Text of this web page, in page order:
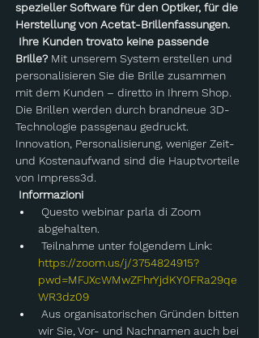
spezieller Software für den Optiker, für die
Herstellung von Acetat-Brillenfassungen.
Ihre Kunden trovato keine passende
Brille? Mit unserem System erstellen und
personalisieren Sie die Brille zusammen
mit dem Kunden – diretto in Ihrem Shop.
Die Brillen werden durch brandneue 3D-
Technologie passgenau gedruckt.
Innovation, Personalisierung, weniger Zeit-
und Kostenaufwand sind die Hauptvorteile
von Impress3d.
Informazioni
abgehalten.
Teilnahme unter folgendem Link:
https://zoom.us/j/3754824915?
pwd=MFJXcWMwZFhrYjdKY0FRa29qe
WR3dz09
wir Sie, Vor- und Nachnamen auch bei